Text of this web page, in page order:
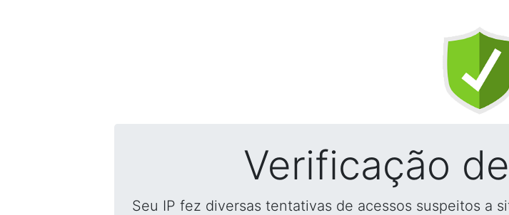
Verificação
Seu IP fez diversas tentativas de acessos suspeitos a